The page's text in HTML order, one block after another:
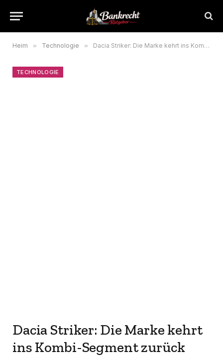
Heim » Technologie » Dacia Striker: Die Marke kehrt ins Kombi-Segment zurück
TECHNOLOGIE
Dacia Striker: Die Marke kehrt
ins Kombi-Segment zurück